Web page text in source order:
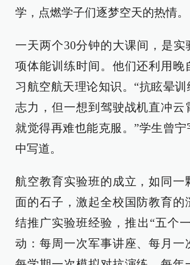
学，点燃学子们逐梦空天的热情。
一天两个30分钟的大课间，是实
项体能训练时间。他们还利用晚
习航空航天理论知识。“抗眩晕
志力，但一想到驾驶战机直冲云
就觉得再难也能克服。”学生曾
中写道。
航空教育实验班的成立，如同一
面的石子，激起全校国防教育的
结推广实验班经验，推出“五个
动：每周一次军事讲座、每月一